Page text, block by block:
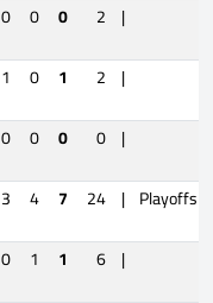
0 0 0 2 |
1 0 1 2 |
0 0 0 0 |
3 4 7 24 | Playoffs
0 1 1 6 |